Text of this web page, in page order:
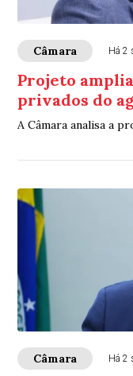
Câmara Há 2
Projeto
privados do
A Câmara analisa a
Câmara Há 2